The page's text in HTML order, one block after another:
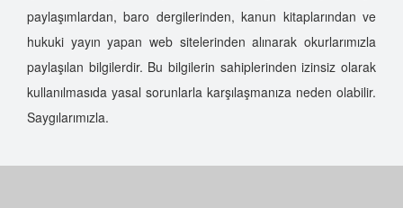
Özel Dedektif Tutmak Suç Mu?
Özel Dedektif Olmak İçin Neler Gerekir?
Özel Dedektiflik Seçiminde Nelere Dikkat Etmeliyiz?
Özel Dedektif Tutmak Hukuki Mi?
Aile Dedektiflik
paylaşımlardan, baro dergilerinden, kanun kitaplarından ve
hukuki yayın yapan web sitelerinden alınarak okurlarımızla
paylaşılan bilgilerdir. Bu bilgilerin sahiplerinden izinsiz olarak
kullanılmasıda yasal sorunlarla karşılaşmanıza neden olabilir.
Saygılarımızla.